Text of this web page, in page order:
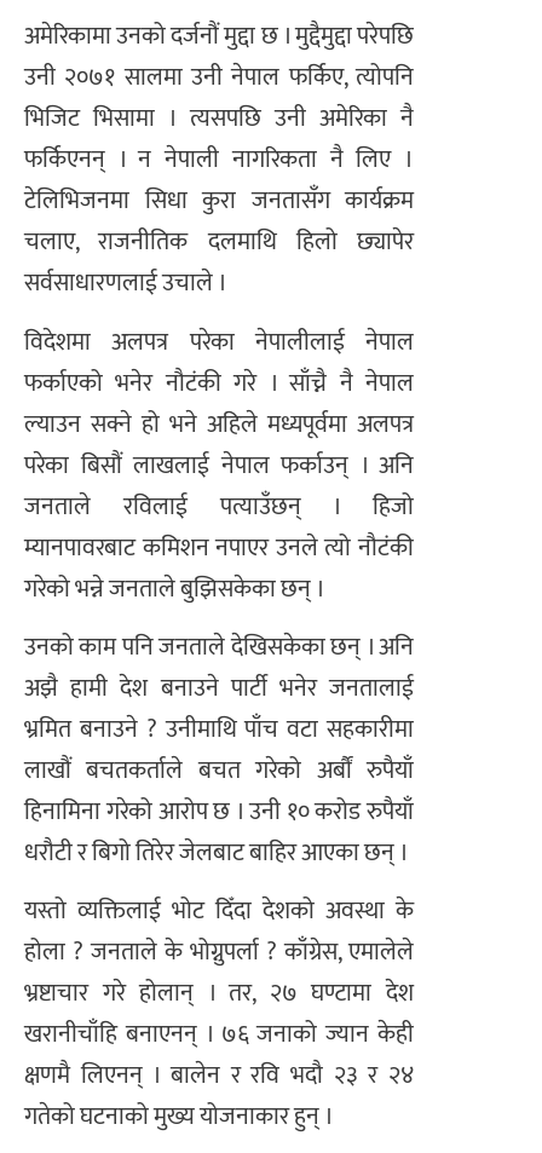
अमेरिकामा उनको दर्जनौं मुद्दा छ । मुद्दैमुद्दा परेपछि
उनी २०७१ सालमा उनी नेपाल फर्किए, त्योपनि
भिजिट भिसामा । त्यसपछि उनी अमेरिका नै
फर्किएनन् । न नेपाली नागरिकता नै लिए ।
टेलिभिजनमा सिधा कुरा जनतासँग कार्यक्रम
चलाए, राजनीतिक दलमाथि हिलो छ्यापेर
सर्वसाधारणलाई उचाले ।
विदेशमा अलपत्र परेका नेपालीलाई नेपाल
फर्काएको भनेर नौटंकी गरे । साँच्नै नै नेपाल
ल्याउन सक्ने हो भने अहिले मध्यपूर्वमा अलपत्र
परेका बिसौं लाखलाई नेपाल फर्काउन् । अनि
जनताले रविलाई पत्याउँछन् । हिजो
म्यानपावरबाट कमिशन नपाएर उनले त्यो नौटंकी
गरेको भन्ने जनताले बुझिसकेका छन् ।
उनको काम पनि जनताले देखिसकेका छन् । अनि
अझै हामी देश बनाउने पार्टी भनेर जनतालाई
भ्रमित बनाउने ? उनीमाथि पाँच वटा सहकारीमा
लाखौं बचतकर्ताले बचत गरेको अर्बौं रुपैयाँ
हिनामिना गरेको आरोप छ । उनी १० करोड रुपैयाँ
धरौटी र बिगो तिरेर जेलबाट बाहिर आएका छन् ।
यस्तो व्यक्तिलाई भोट दिँदा देशको अवस्था के
होला ? जनताले के भोग्नुपर्ला ? काँग्रेस, एमालेले
भ्रष्टाचार गरे होलान् । तर, २७ घण्टामा देश
खरानीचाँहि बनाएनन् । ७६ जनाको ज्यान केही
क्षणमै लिएनन् । बालेन र रवि भदौ २३ र २४
गतेको घटनाको मुख्य योजनाकार हुन् ।